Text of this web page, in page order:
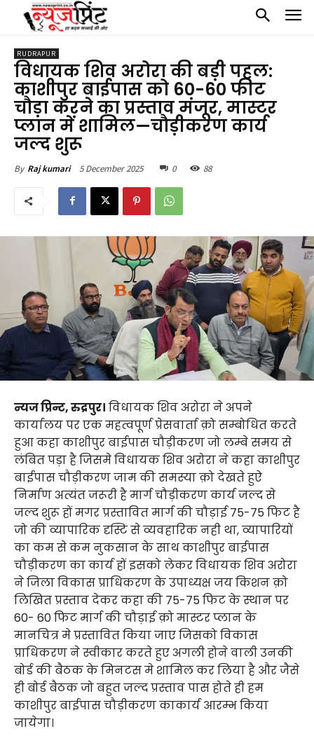
RUDRAPUR
विधायक शिव अरोरा की बड़ी पहल:
काशीपुर बाईपास को 60-60 फीट
चौड़ा करने का प्रस्ताव मंजूर, मास्टर
प्लान में शामिल—चौड़ीकरण कार्य
जल्द शुरू
By Raj kumari 5 December 2025 0 88
न्यज प्रिन्ट, रुद्रपुर। विधायक शिव अरोरा ने अपने
कार्यालय पर एक महत्वपूर्ण प्रेसवार्ता क़ो सम्बोधित करते
हुआ कहा काशीपुर बाईपास चौड़ीकरण जो लम्बे समय से
लंबित पड़ा है जिसमे विधायक शिव अरोरा ने कहा काशीपुर
बाईपास चौड़ीकरण जाम की समस्या क़ो देखते हुऐ
निर्माण अत्यंत जरूरी है मार्ग चौड़ीकरण कार्य जल्द से
जल्द शुरू हों मगर प्रस्तावित मार्ग की चौड़ाई 75-75 फिट है
जो की व्यापारिक दृस्टि से व्यवहारिक नही था, व्यापारियों
का कम से कम नुकसान के साथ काशीपुर बाईपास
चौड़ीकरण का कार्य हों इसको लेकर विधायक शिव अरोरा
ने जिला विकास प्राधिकरण के उपाध्यक्ष जय किशन क़ो
लिखित प्रस्ताव देकर कहा की 75-75 फिट के स्थान पर
60- 60 फिट मार्ग की चौड़ाई क़ो मास्टर प्लान के
मानचित्र मे प्रस्तावित किया जाए जिसको विकास
प्राधिकरण ने स्वीकार करते हुए अगली होने वाली उनकी
बोर्ड की बैठक के मिनटस मे शामिल कर लिया है और जैसे
ही बोर्ड बैठक जो बहुत जल्द प्रस्ताव पास होते ही हम
काशीपुर बाईपास चौड़ीकरण काकार्य आरम्भ किया
जायेगा।